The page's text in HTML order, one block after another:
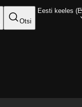
Otsi